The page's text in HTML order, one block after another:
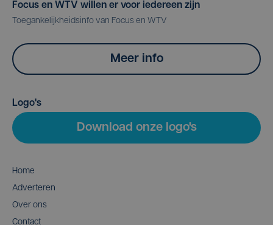
Focus en WTV willen er voor iedereen zijn
Toegankelijkheidsinfo van Focus en WTV
Meer info
Logo's
Download onze logo's
Home
Adverteren
Over ons
Contact